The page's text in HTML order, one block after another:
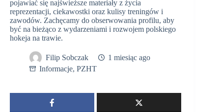
pojawiać się najświeższe materiały z życia
reprezentacji, ciekawostki oraz kulisy treningów i
zawodów. Zachęcamy do obserwowania profilu, aby
być na bieżąco z wydarzeniami i rozwojem polskiego
hokeja na trawie.
Filip Sobczak
1 miesiąc ago
Informacje, PZHT